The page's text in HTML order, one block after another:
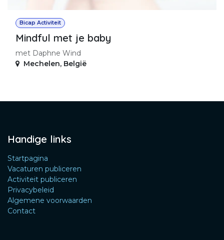
Bicap Activiteit
Mindful met je baby
met Daphne Wind
Mechelen, België
Handige links
Startpagina
Vacaturen publiceren
Activiteit publiceren
Privacybeleid
Algemene voorwaarden
Contact